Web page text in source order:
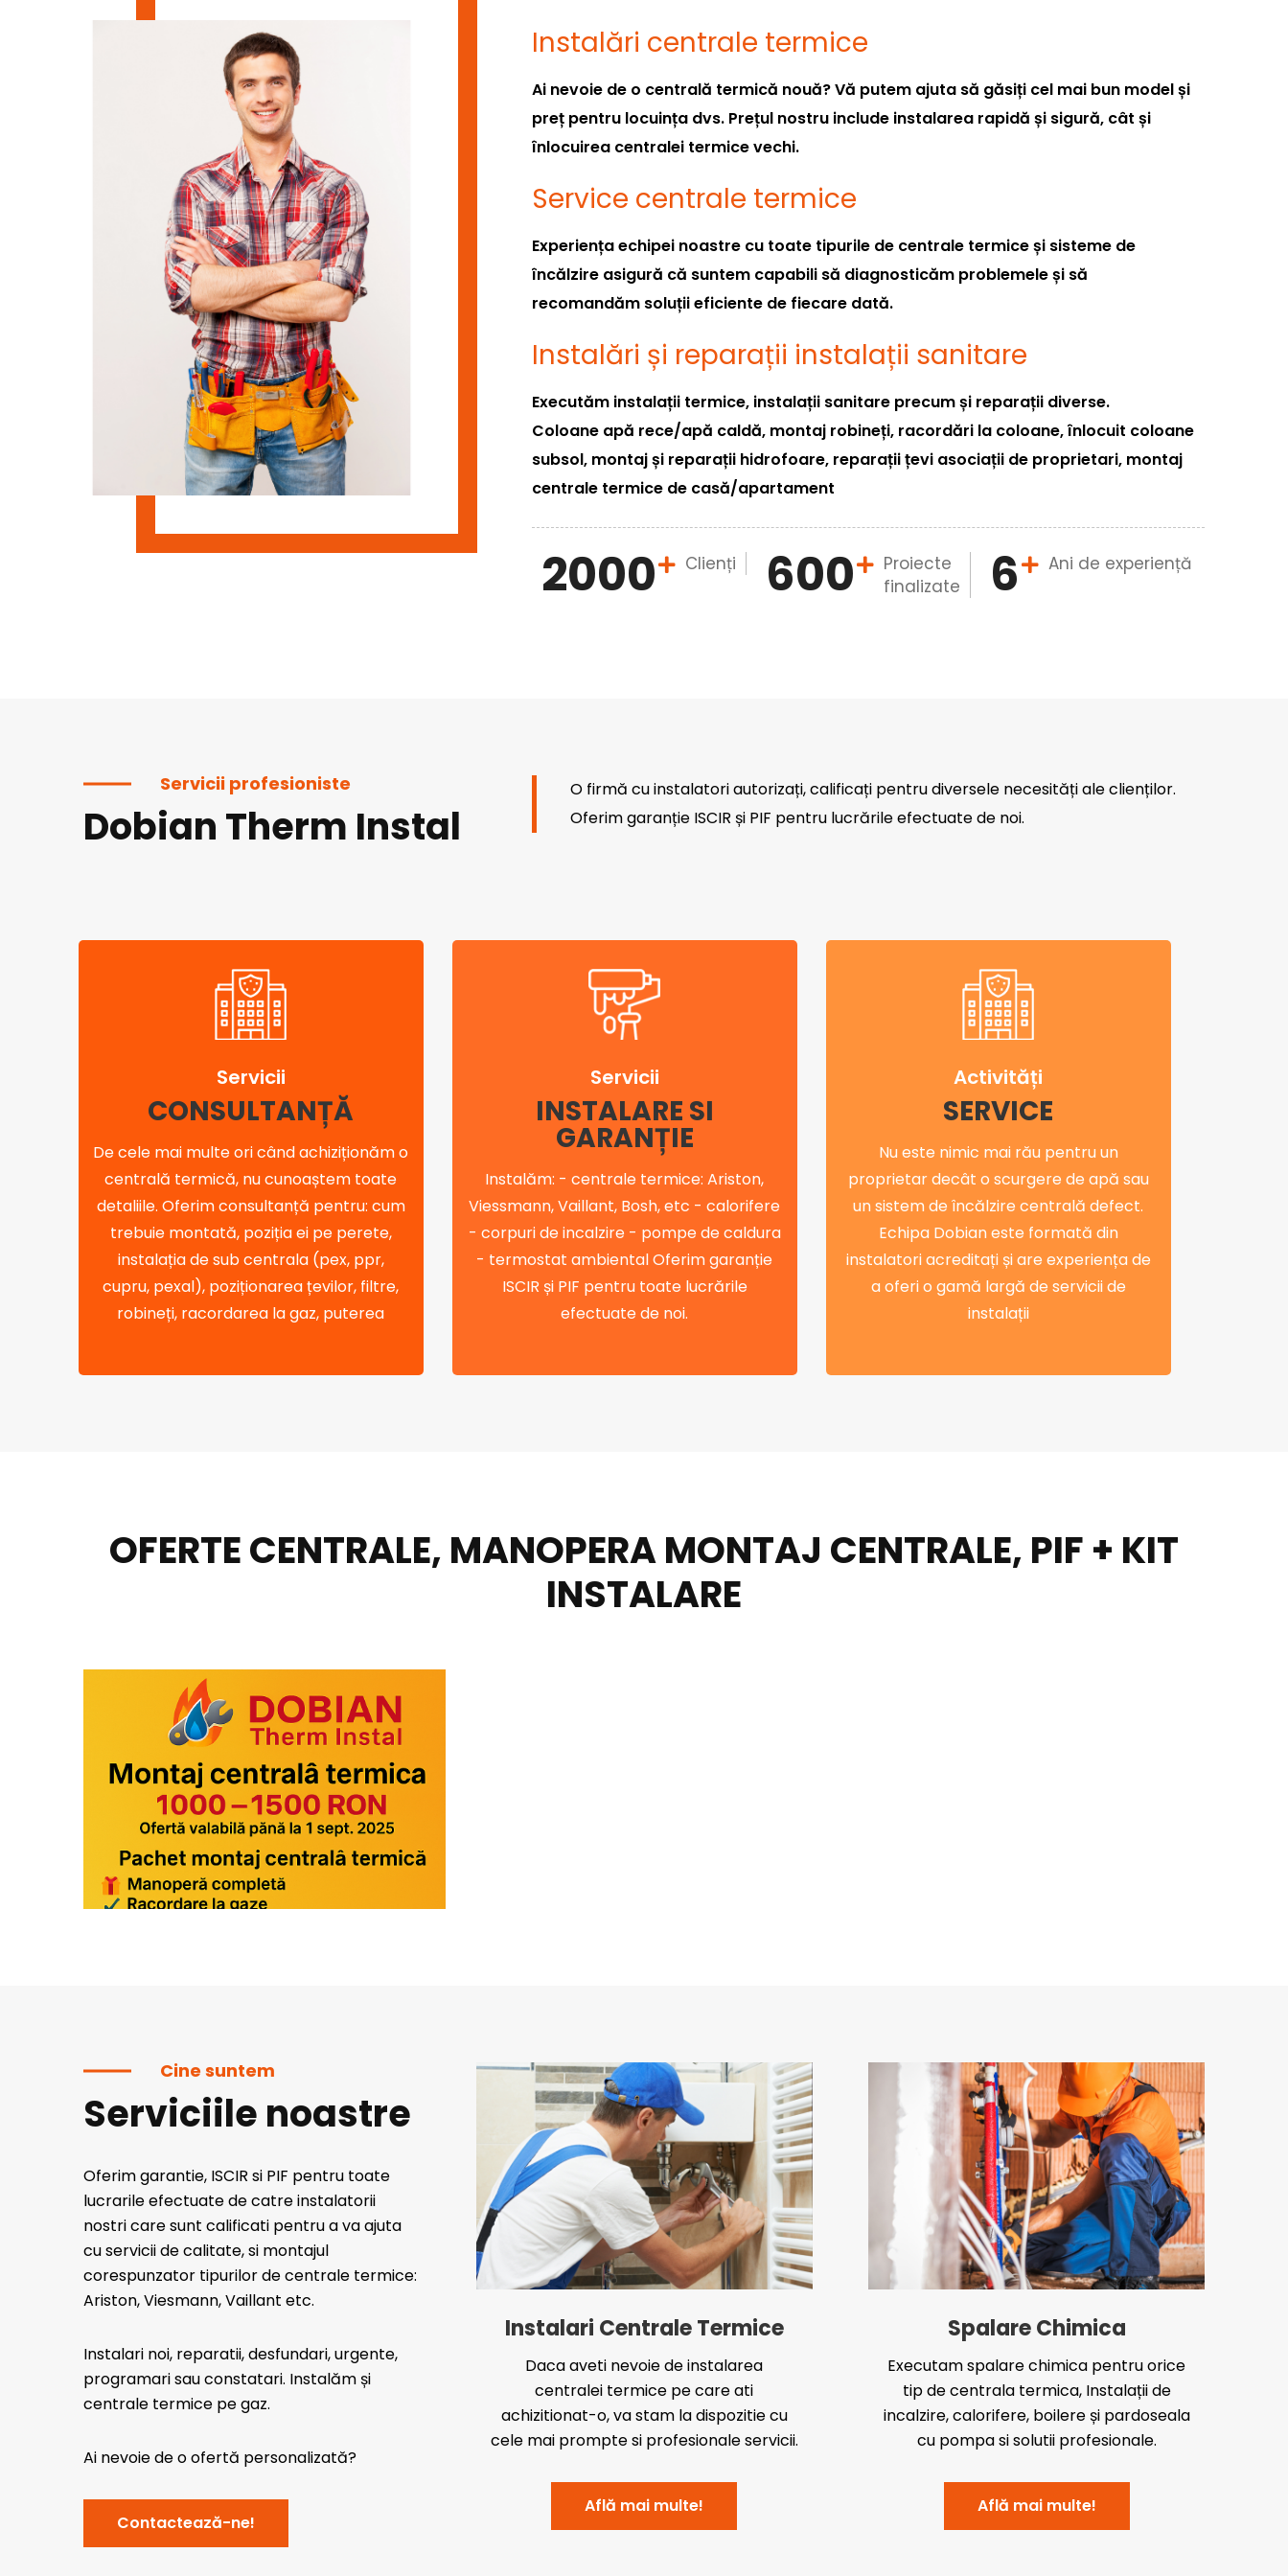
Instalări centrale termice
Ai nevoie de o centrală termică nouă? Vă putem ajuta să găsiți cel mai bun model și
preț pentru locuința dvs. Prețul nostru include instalarea rapidă și sigură, cât și
înlocuirea centralei termice vechi.
Service centrale termice
Experiența echipei noastre cu toate tipurile de centrale termice și sisteme de
încălzire asigură că suntem capabili să diagnosticăm problemele și să
recomandăm soluții eficiente de fiecare dată.
Instalări și reparații instalații sanitare
Executăm instalații termice, instalații sanitare precum și reparații diverse.
Coloane apă rece/apă caldă, montaj robineți, racordări la coloane, înlocuit coloane
subsol, montaj și reparații hidrofoare, reparații țevi asociații de proprietari, montaj
centrale termice de casă/apartament
2000 Clienți 600
Proiecte
finalizate
6 Ani de experiență
Servicii profesioniste
Dobian Therm Instal
O firmă cu instalatori autorizați, calificați pentru diversele necesități ale clienților.
Oferim garanție ISCIR și PIF pentru lucrările efectuate de noi.
Servicii
CONSULTANȚĂ
De cele mai multe ori când achiziționăm o
centrală termică, nu cunoaștem toate
detaliile. Oferim consultanță pentru: cum
trebuie montată, poziția ei pe perete,
instalația de sub centrala (pex, ppr,
cupru, pexal), poziționarea țevilor, filtre,
robineți, racordarea la gaz, puterea
Servicii
INSTALARE SI
GARANȚIE
Instalăm: - centrale termice: Ariston,
Viessmann, Vaillant, Bosh, etc - calorifere
- corpuri de incalzire - pompe de caldura
- termostat ambiental Oferim garanție
ISCIR și PIF pentru toate lucrările
efectuate de noi.
Activități
SERVICE
Nu este nimic mai rău pentru un
proprietar decât o scurgere de apă sau
un sistem de încălzire centrală defect.
Echipa Dobian este formată din
instalatori acreditați și are experiența de
a oferi o gamă largă de servicii de
instalații
OFERTE CENTRALE, MANOPERA MONTAJ CENTRALE, PIF + KIT
INSTALARE
Cine suntem
Serviciile noastre
Oferim garantie, ISCIR si PIF pentru toate
lucrarile efectuate de catre instalatorii
nostri care sunt calificati pentru a va ajuta
cu servicii de calitate, si montajul
corespunzator tipurilor de centrale termice:
Ariston, Viesmann, Vaillant etc.
Instalari noi, reparatii, desfundari, urgente,
programari sau constatari. Instalăm și
centrale termice pe gaz.
Ai nevoie de o ofertă personalizată?
Contactează-ne!
Instalari Centrale Termice
Daca aveti nevoie de instalarea
centralei termice pe care ati
achizitionat-o, va stam la dispozitie cu
cele mai prompte si profesionale servicii.
Află mai multe!
Spalare Chimica
Executam spalare chimica pentru orice
tip de centrala termica, Instalații de
incalzire, calorifere, boilere și pardoseala
cu pompa si solutii profesionale.
Află mai multe!